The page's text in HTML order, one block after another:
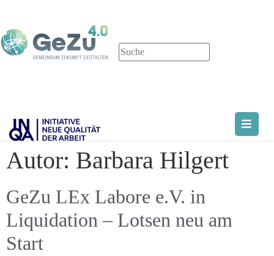
Autor: Barbara Hilgert
GeZu LEx Labore e.V. in
Liquidation – Lotsen neu am
Start